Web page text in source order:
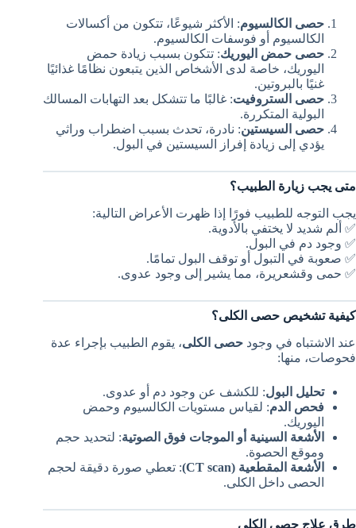
حصى الكالسيوم: الأكثر شيوعًا، تتكون من أكسالات
الكالسيوم أو فوسفات الكالسيوم.
حصى حمض اليوريك: تتكون بسبب زيادة حمض
اليوريك، خاصة لدى الأشخاص الذين يتبعون نظامًا غذائيًا
غنيًا بالبروتين.
حصى الستروفيت: غالبًا ما تتشكل بعد التهابات المسالك
البولية المتكررة.
حصى السيستين: نادرة، تحدث بسبب اضطراب وراثي
يؤدي إلى زيادة إفراز السيستين في البول.
متى يجب زيارة الطبيب؟
يجب التوجه للطبيب فورًا إذا ظهرت الأعراض التالية:
✅ ألم شديد لا يختفي بالأدوية.
✅ وجود دم في البول.
✅ صعوبة في التبول أو توقف البول تمامًا.
✅ حمى وقشعريرة، مما يشير إلى وجود عدوى.
كيفية تشخيص حصى الكلى؟
عند الاشتباه في وجود حصى الكلى، يقوم الطبيب بإجراء عدة
فحوصات، منها:
تحليل البول: للكشف عن وجود دم أو عدوى.
فحص الدم: لقياس مستويات الكالسيوم وحمض
اليوريك.
الأشعة السينية أو الموجات فوق الصوتية: لتحديد حجم
وموقع الحصوة.
الأشعة المقطعية (CT scan)
: تعطي صورة دقيقة لحجم
الحصى داخل الكلى.
طرق علاج حصى الكلى